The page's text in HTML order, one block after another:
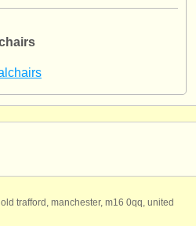
clásica
trafford, manchester, m16 0qq, united